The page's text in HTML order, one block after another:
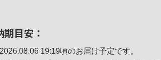
期目安：
2026.08.06 19:19頃のお届け予定です。